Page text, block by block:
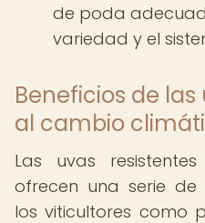
de poda
variedad y el
Beneficios de
al cambio
Las uvas
ofrecen una serie
los viticultores como